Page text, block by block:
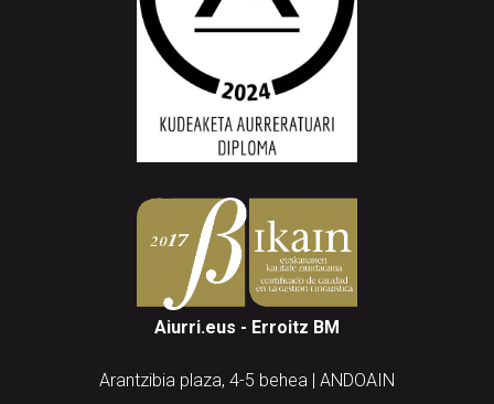
Aiurri.eus - Erroitz BM
Arantzibia plaza, 4-5 behea | ANDOAIN